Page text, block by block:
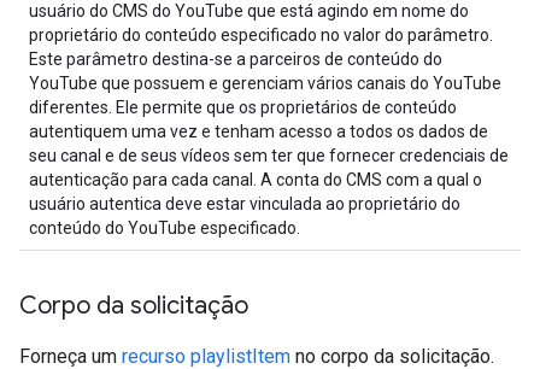
usuário do CMS do YouTube que está agindo em nome do
proprietário do conteúdo especificado no valor do parâmetro.
Este parâmetro destina-se a parceiros de conteúdo do
YouTube que possuem e gerenciam vários canais do YouTube
diferentes. Ele permite que os proprietários de conteúdo
autentiquem uma vez e tenham acesso a todos os dados de
seu canal e de seus vídeos sem ter que fornecer credenciais de
autenticação para cada canal. A conta do CMS com a qual o
usuário autentica deve estar vinculada ao proprietário do
conteúdo do YouTube especificado.
Corpo da solicitação
Forneça um recurso playlistItem no corpo da solicitação.